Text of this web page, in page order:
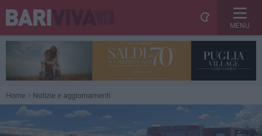
MENU
Home Notizie e aggiornamenti